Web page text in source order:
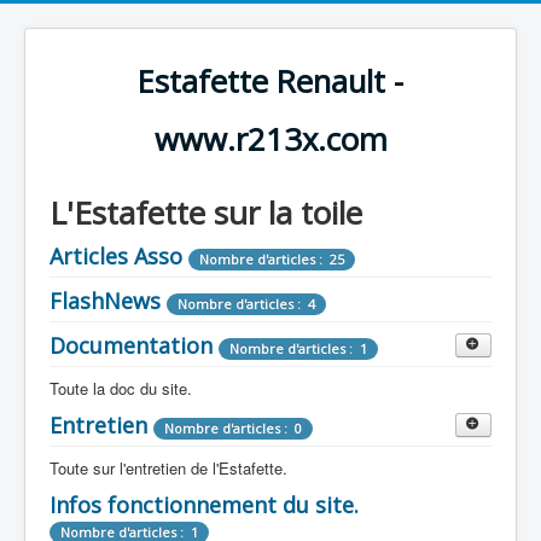
Estafette Renault -
www.r213x.com
L'Estafette sur la toile
Articles Asso Nombre d'articles : 25
FlashNews Nombre d'articles : 4
Documentation Nombre d'articles : 1
Toute la doc du site.
Revue de Presse Nombre d'articles : 9
Tous les articles que l'on a vu sur l'estafette !
Camping Car Nombre d'articles : 3
Entretien Nombre d'articles : 0
Toute sur l'entretien de l'Estafette.
Mécanique Nombre d'articles : 0
Infos fonctionnement du site.
Nombre d'articles : 1